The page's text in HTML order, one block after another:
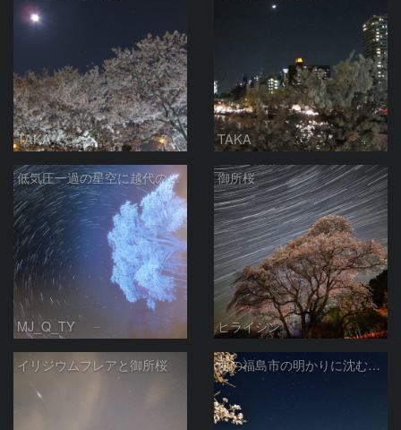
TAKA TAKA
低気圧一過の星空に越代の桜満開
MJ_Q_TY
御所桜
ヒライシン
イリジウムフレアと御所桜 西の福島市の明かりに沈む木星と桜のある星空